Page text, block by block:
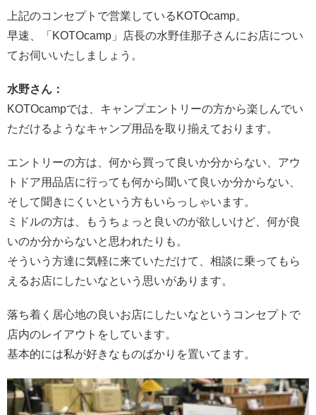
上記のコンセプトで営業しているKOTOcamp。
早速、「KOTOcamp」店長の水野佳那子さんにお店につい
てお伺いいたしましょう。
水野さん：
KOTOcampでは、キャンプエントリーの方から楽しんでい
ただけるようなキャンプ用品を取り揃えております。
エントリーの方は、何から買って良いか分からない、アウ
トドア用品店に行っても何から聞いて良いか分からない、
そして聞きにくいという方もいらっしゃいます。
ミドルの方は、もうちょっと良いのが欲しいけど、何が良
いのか分からないと思われたりも。
そういう方達に気軽に来ていただけて、相談に乗ってもら
えるお店にしたいなという思いがあります。
落ち着く居心地の良いお店にしたいなというコンセプトで
店内のレイアウトをしています。
基本的には私が好きなものばかりを置いてます。